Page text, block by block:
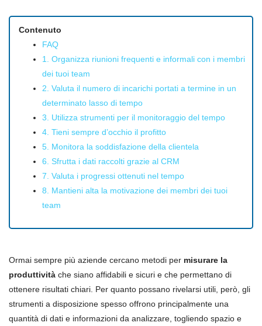
Contenuto
FAQ
1. Organizza riunioni frequenti e informali con i membri
dei tuoi team
2. Valuta il numero di incarichi portati a termine in un
determinato lasso di tempo
3. Utilizza strumenti per il monitoraggio del tempo
4. Tieni sempre d’occhio il profitto
5. Monitora la soddisfazione della clientela
6. Sfrutta i dati raccolti grazie al CRM
7. Valuta i progressi ottenuti nel tempo
8. Mantieni alta la motivazione dei membri dei tuoi
team
Ormai sempre più aziende cercano metodi per misurare la
produttività che siano affidabili e sicuri e che permettano di
ottenere risultati chiari. Per quanto possano rivelarsi utili, però, gli
strumenti a disposizione spesso offrono principalmente una
quantità di dati e informazioni da analizzare, togliendo spazio e